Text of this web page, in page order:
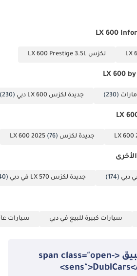
لكزس LX 600 Prestige 3.5L
(230) جديدة لكزس LX 600 دبي (230)
جديدة لكزس LX 600 2025 (76)
(174) جديدة لكزس LX 570 في دبي (40)
سيارات كبيرة للبيع في دبي سيارات
تحميل تطبيق <span class="open-
sens">DubiCars</